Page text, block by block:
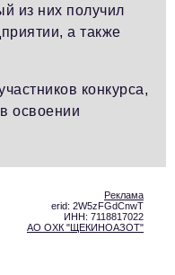
из них получил
а также
конкурса,
освоении
Реклама
erid: 2W5zFGdCnwT
ИНН: 7118817022
АО ОХК "ЩЕКИНОАЗОТ"